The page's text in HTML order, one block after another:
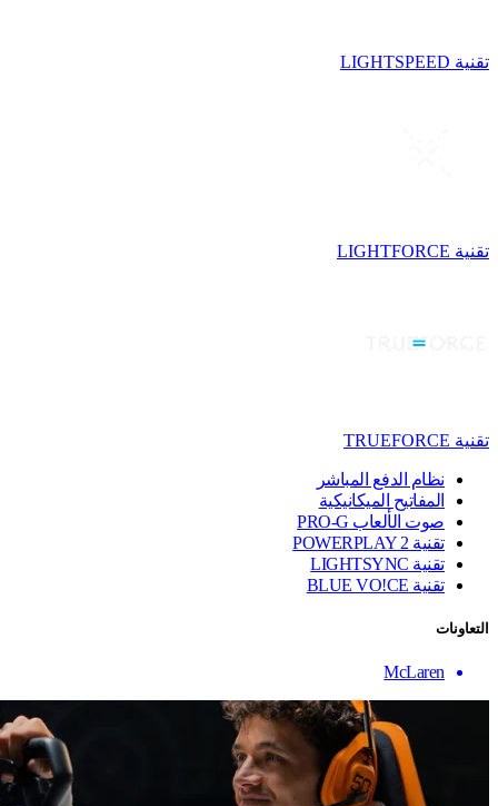
تقنية LIGHTSPEED
تقنية LIGHTFORCE
تقنية TRUEFORCE
نظام الدفع المباشر
المفاتيح الميكانيكية
صوت الألعاب PRO-G
تقنية ‏POWERPLAY 2
تقنية LIGHTSYNC
تقنية BLUE VO!CE
التعاونات
McLaren